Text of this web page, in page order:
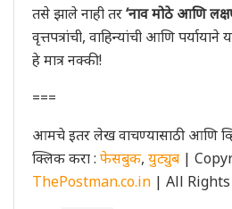
तसे झाले नाही तर‘नाव मोठे आणि
वृत्तपत्रांची, वाहिन्यांची आणि पर्यायाने
हे मात्र नक्की!
===
आमचे इतर लेख वाचण्यासाठी आणि
क्लिक करा : फेसबुक, युट्युब |
ThePostman.co.in | All Rights